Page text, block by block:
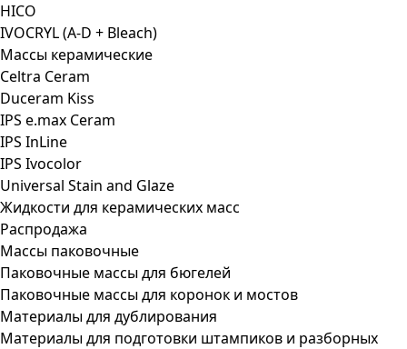
HICO
IVOCRYL (A-D + Bleach)
Массы керамические
Celtra Ceram
Duceram Kiss
IPS e.max Ceram
IPS InLine
IPS Ivocolor
Universal Stain and Glaze
Жидкости для керамических масс
Распродажа
Массы паковочные
Паковочные массы для бюгелей
Паковочные массы для коронок и мостов
Материалы для дублирования
Материалы для подготовки штампиков и разборных